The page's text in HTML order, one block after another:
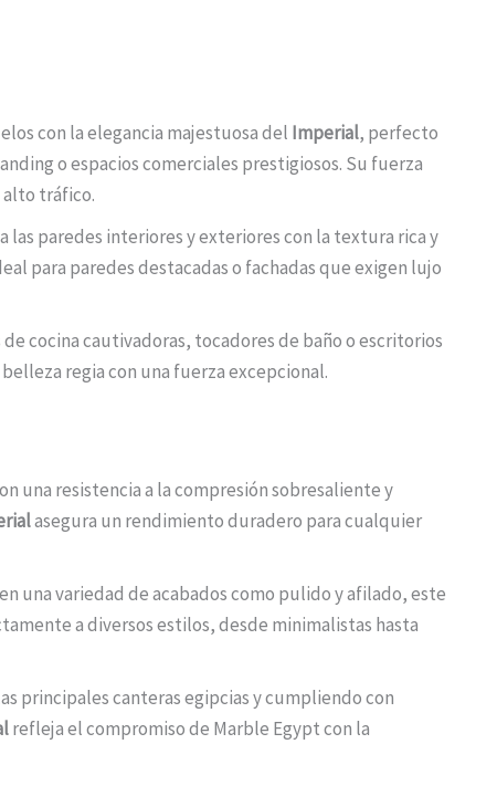
con la elegancia majestuosa del Imperial, perfecto
o espacios comerciales prestigiosos. Su fuerza
alto tráfico.
las paredes interiores y exteriores con la textura rica y
para paredes destacadas o fachadas que exigen lujo
de cocina cautivadoras, tocadores de baño o escritorios
regia con una fuerza excepcional.
una resistencia a la compresión sobresaliente y
asegura un rendimiento duradero para cualquier
una variedad de acabados como pulido y afilado, este
a diversos estilos, desde minimalistas hasta
principales canteras egipcias y cumpliendo con
refleja el compromiso de Marble Egypt con la